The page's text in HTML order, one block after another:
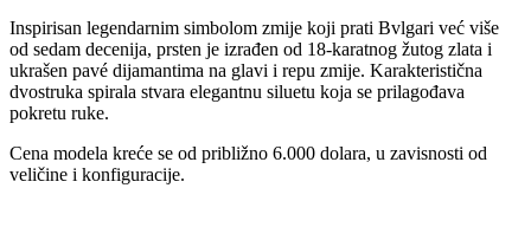
Inspirisan legendarnim simbolom zmije koji prati Bvlgari već više
od sedam decenija, prsten je izrađen od 18-karatnog žutog zlata i
ukrašen pavé dijamantima na glavi i repu zmije. Karakteristična
dvostruka spirala stvara elegantnu siluetu koja se prilagođava
pokretu ruke.
Cena modela kreće se od približno 6.000 dolara, u zavisnosti od
veličine i konfiguracije.